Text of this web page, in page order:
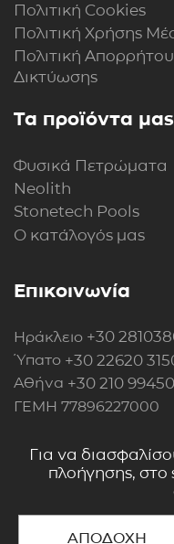
Για να
πλοήγησης, στο
ΑΠΟΔΟΧΗ
Πολιτική Cookies
Πολιτική Xρήσης
Πολιτική
Δικτύωσης
Τα προϊόντα μας
Φυσικά Πετρώματα
Neolith
Stonetech Pools
Ο κατάλογός μας
Επικοινωνία
Ηράκλειο +30
Ύπατο +30 22620
Αθήνα +30 210
ΓΕΜΗ 77896227000
Περισσότερα